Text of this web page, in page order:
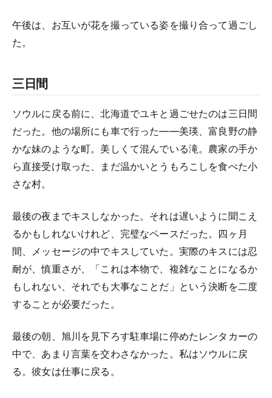
午後は、お互いが花を撮っている姿を撮り合って過ごし
た。
三日間
ソウルに戻る前に、北海道でユキと過ごせたのは三日間
だった。他の場所にも車で行った——美瑛、富良野の静
かな妹のような町。美しくて混んでいる滝。農家の手か
ら直接受け取った、まだ温かいとうもろこしを食べた小
さな村。
最後の夜までキスしなかった。それは遅いように聞こえ
るかもしれないけれど、完璧なペースだった。四ヶ月
間、メッセージの中でキスしていた。実際のキスには忍
耐が、慎重さが、「これは本物で、複雑なことになるか
もしれない、それでも大事なことだ」という決断を二度
することが必要だった。
最後の朝、旭川を見下ろす駐車場に停めたレンタカーの
中で、あまり言葉を交わさなかった。私はソウルに戻
る。彼女は仕事に戻る。